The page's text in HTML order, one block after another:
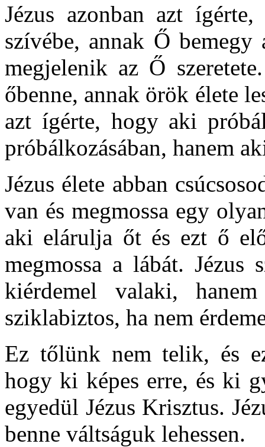
Jézus azonban azt
szívébe, annak Ő bemegy
megjelenik az Ő
őbenne, annak örök élete
azt ígérte, hogy aki
próbálkozásában, hanem
Jézus élete abban
van és megmossa egy
aki elárulja őt és ezt ő
megmossa a lábát. Jézus
kiérdemel valaki,
sziklabiztos, ha nem
Ez tőlünk nem telik, és
hogy ki képes erre, és ki
egyedül Jézus Krisztus.
benne váltságuk lehessen.